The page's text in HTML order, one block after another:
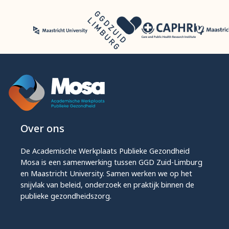
Over ons
De Academische Werkplaats Publieke Gezondheid
Mosa is een samenwerking tussen GGD Zuid-Limburg
en Maastricht University. Samen werken we op het
snijvlak van beleid, onderzoek en praktijk binnen de
publieke gezondheidszorg.